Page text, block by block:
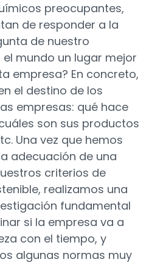
preocupantes,
de responder a la
de nuestro
el mundo un lugar mejor
empresa? En concreto,
el destino de los
empresas: qué hace
son sus productos
Una vez que hemos
adecuación de una
criterios de
realizamos una
fundamental
si la empresa va a
con el tiempo, y
algunas normas muy